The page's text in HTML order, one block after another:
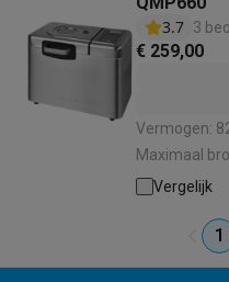
3.7 3
€ 259,00
Vermogen:
Maximaal
bakblik: Ja |
Vergelijk
1